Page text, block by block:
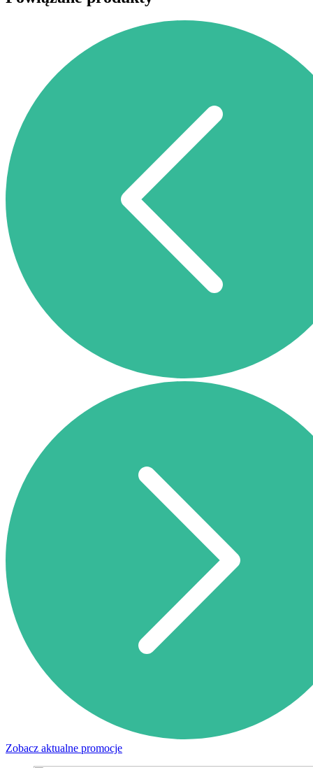
Zobacz aktualne promocje